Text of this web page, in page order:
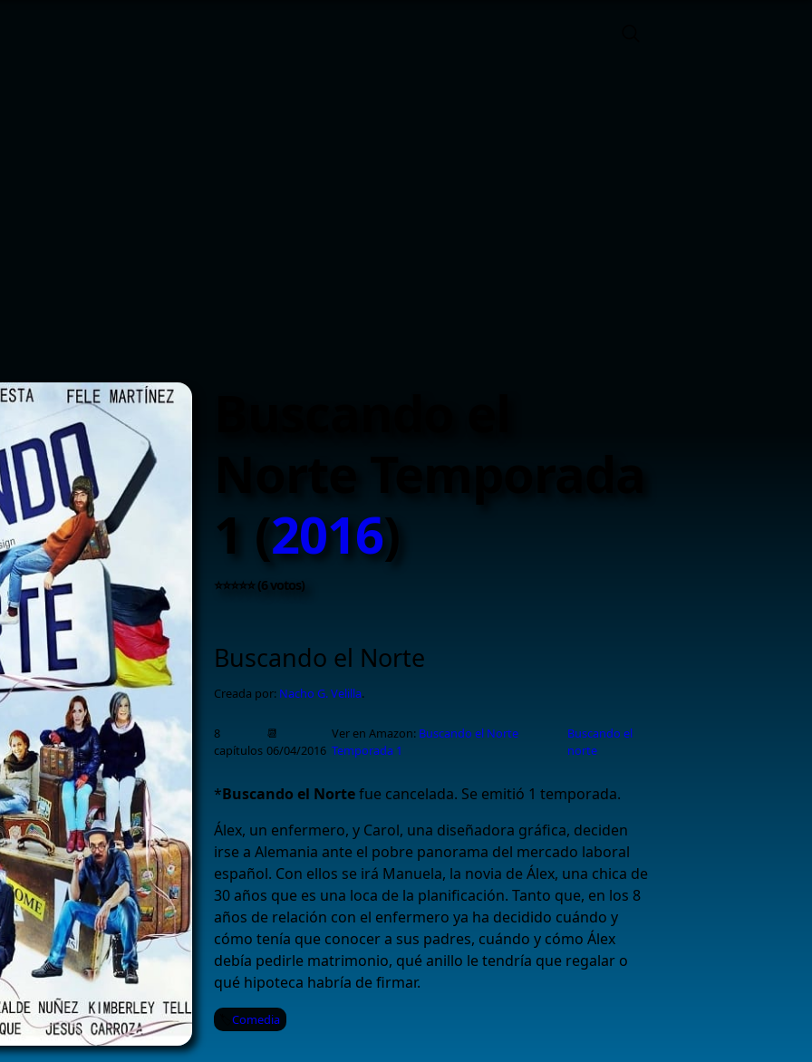
1 (2016)
⭐⭐⭐⭐⭐ (6 votos)
Buscando el Norte
Creada por: Nacho G. Velilla.
8
capítulos
📆
06/04/2016
Ver en Amazon: Buscando el Norte
Temporada 1
Buscando el
norte
*Buscando el Nortefue cancelada. Se emitió 1 temporada.
Álex, un enfermero, y Carol, una diseñadora gráfica, deciden
irse a Alemania ante el pobre panorama del mercado laboral
español. Con ellos se irá Manuela, la novia de Álex, una chica de
30 años que es una loca de la planificación. Tanto que, en los 8
años de relación con el enfermero ya ha decidido cuándo y
cómo tenía que conocer a sus padres, cuándo y cómo Álex
debía pedirle matrimonio, qué anillo le tendría que regalar o
qué hipoteca habría de firmar.
Comedia